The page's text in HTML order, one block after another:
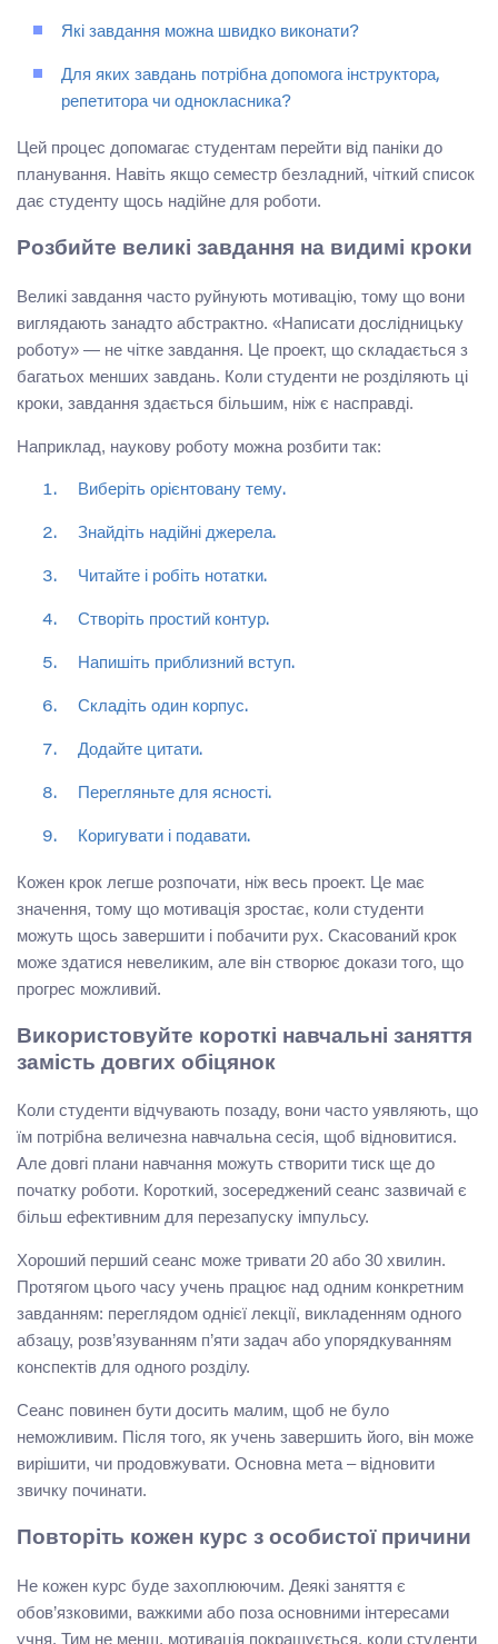
Які завдання можна швидко виконати?
Для яких завдань потрібна допомога інструктора,
репетитора чи однокласника?
Цей процес допомагає студентам перейти від паніки до
планування. Навіть якщо семестр безладний, чіткий список
дає студенту щось надійне для роботи.
Розбийте великі завдання на видимі кроки
Великі завдання часто руйнують мотивацію, тому що вони
виглядають занадто абстрактно. «Написати дослідницьку
роботу» — не чітке завдання. Це проект, що складається з
багатьох менших завдань. Коли студенти не розділяють ці
кроки, завдання здається більшим, ніж є насправді.
Наприклад, наукову роботу можна розбити так:
Виберіть орієнтовану тему.
Знайдіть надійні джерела.
Читайте і робіть нотатки.
Створіть простий контур.
Напишіть приблизний вступ.
Складіть один корпус.
Додайте цитати.
Перегляньте для ясності.
Коригувати і подавати.
Кожен крок легше розпочати, ніж весь проект. Це має
значення, тому що мотивація зростає, коли студенти
можуть щось завершити і побачити рух. Скасований крок
може здатися невеликим, але він створює докази того, що
прогрес можливий.
Використовуйте короткі навчальні заняття
замість довгих обіцянок
Коли студенти відчувають позаду, вони часто уявляють, що
їм потрібна величезна навчальна сесія, щоб відновитися.
Але довгі плани навчання можуть створити тиск ще до
початку роботи. Короткий, зосереджений сеанс зазвичай є
більш ефективним для перезапуску імпульсу.
Хороший перший сеанс може тривати 20 або 30 хвилин.
Протягом цього часу учень працює над одним конкретним
завданням: переглядом однієї лекції, викладенням одного
абзацу, розв’язуванням п’яти задач або упорядкуванням
конспектів для одного розділу.
Сеанс повинен бути досить малим, щоб не було
неможливим. Після того, як учень завершить його, він може
вирішити, чи продовжувати. Основна мета – відновити
звичку починати.
Повторіть кожен курс з особистої причини
Не кожен курс буде захоплюючим. Деякі заняття є
обов’язковими, важкими або поза основними інтересами
учня. Тим не менш, мотивація покращується, коли студенти